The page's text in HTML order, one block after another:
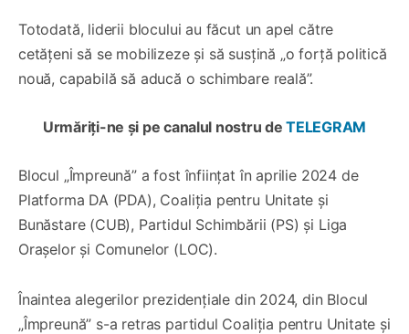
Totodată, liderii blocului au făcut un apel către
cetățeni să se mobilizeze și să susțină „o forță politică
nouă, capabilă să aducă o schimbare reală”.
Urmăriți-ne și pe canalul nostru deTELEGRAM
Blocul „Împreună” a fost înființat în aprilie 2024 de
Platforma DA (PDA), Coaliția pentru Unitate și
Bunăstare (CUB), Partidul Schimbării (PS) și Liga
Orașelor și Comunelor (LOC).
Înaintea alegerilor prezidențiale din 2024, din Blocul
„Împreună” s-a retras partidul Coaliția pentru Unitate și